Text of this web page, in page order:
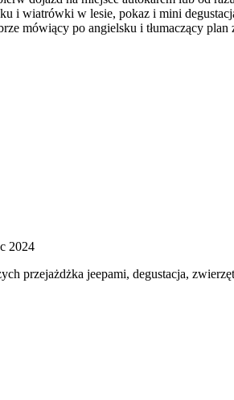
i wiatrówki w lesie, pokaz i mini
mówiący po angielsku i tłumaczący
2024
przejażdżka jeepami, degustacja,